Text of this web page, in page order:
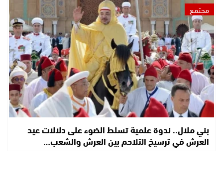
مجتمع
بني ملال.. ندوة علمية تسلط الضوء على دلالات عيد
العرش في ترسيخ التلاحم بين العرش والشعب…